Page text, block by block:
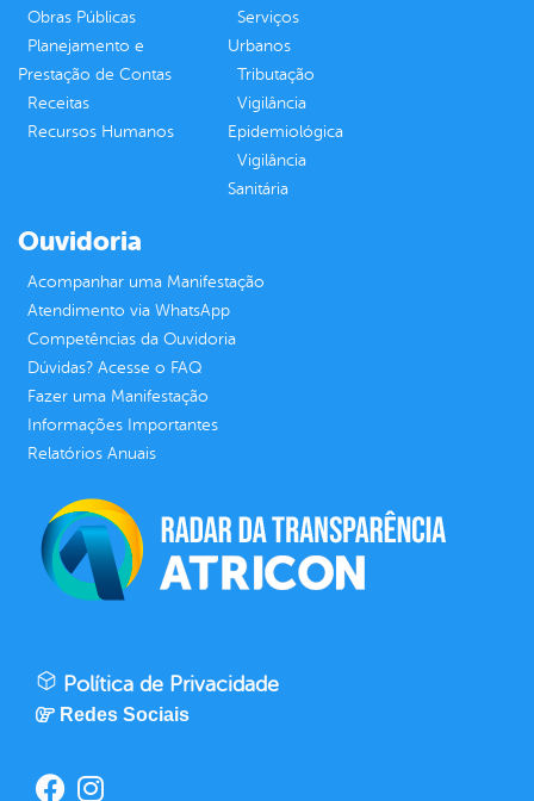
Obras Públicas
Planejamento e
Prestação de Contas
Receitas
Recursos Humanos
Serviços
Urbanos
Tributação
Vigilância
Epidemiológica
Vigilância
Sanitária
Ouvidoria
Acompanhar uma Manifestação
Atendimento via WhatsApp
Competências da Ouvidoria
Dúvidas? Acesse o FAQ
Fazer uma Manifestação
Informações Importantes
Relatórios Anuais
Política de Privacidade
Redes Sociais